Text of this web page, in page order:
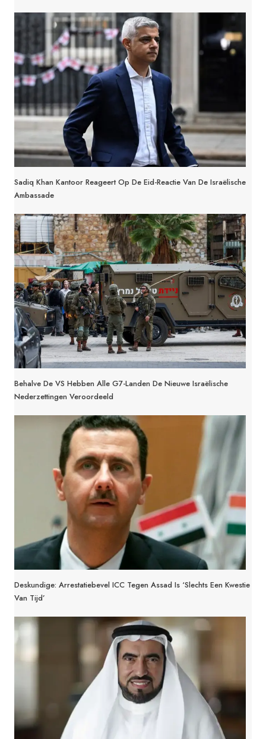
Sadiq Khan Kantoor Reageert Op De Eid-Reactie Van De Israëlische
Ambassade
Behalve De VS Hebben Alle G7-Landen De Nieuwe Israëlische
Nederzettingen Veroordeeld
Deskundige: Arrestatiebevel ICC Tegen Assad Is ‘slechts Een Kwestie
Van Tijd’